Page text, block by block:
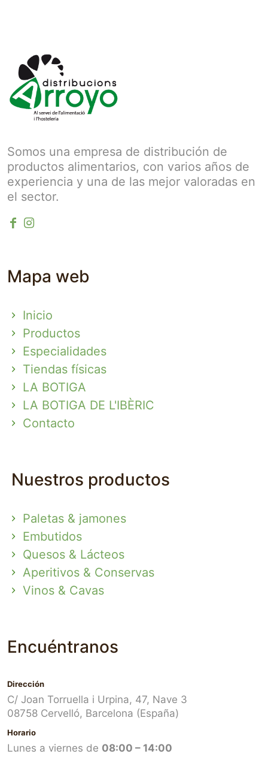
Somos una empresa de distribución de
productos alimentarios, con varios años de
experiencia y una de las mejor valoradas en
el sector.
Mapa web
Inicio
Productos
Especialidades
Tiendas físicas
LA BOTIGA
LA BOTIGA DE L'IBÈRIC
Contacto
Nuestros productos
Paletas & jamones
Embutidos
Quesos & Lácteos
Aperitivos & Conservas
Vinos & Cavas
Encuéntranos
Dirección
C/ Joan Torruella i Urpina, 47, Nave 3
08758 Cervelló, Barcelona (España)
Horario
Lunes a viernes de 08:00 – 14:00